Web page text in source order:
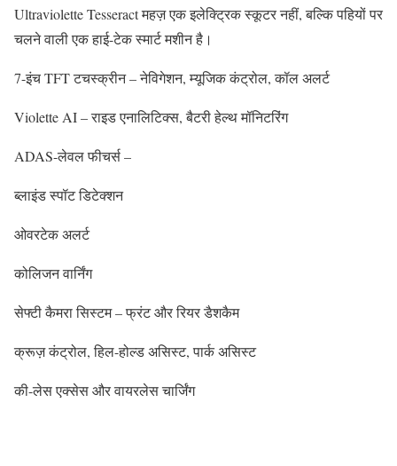
Ultraviolette Tesseract महज़ एक इलेक्ट्रिक स्कूटर नहीं, बल्कि पहियों पर
चलने वाली एक हाई-टेक स्मार्ट मशीन है।
7-इंच TFT टचस्क्रीन – नेविगेशन, म्यूजिक कंट्रोल, कॉल अलर्ट
Violette AI – राइड एनालिटिक्स, बैटरी हेल्थ मॉनिटरिंग
ADAS-लेवल फीचर्स –
ब्लाइंड स्पॉट डिटेक्शन
ओवरटेक अलर्ट
कोलिजन वार्निंग
सेफ्टी कैमरा सिस्टम – फ्रंट और रियर डैशकैम
क्रूज़ कंट्रोल, हिल-होल्ड असिस्ट, पार्क असिस्ट
की-लेस एक्सेस और वायरलेस चार्जिंग